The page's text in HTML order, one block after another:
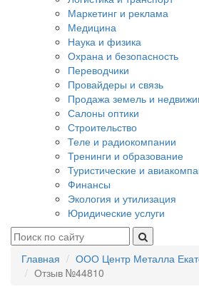
Маркетинг и реклама
Медицина
Наука и физика
Охрана и безопасность
Переводчики
Провайдеры и связь
Продажа земель и
Салоны оптики
Строительство
Теле и радиокомпании
Тренинги и образование
Туристические и
Финансы
Экология и утилизация
Юридические услуги
Главная
ООО Центр Металла
Отзыв №44810